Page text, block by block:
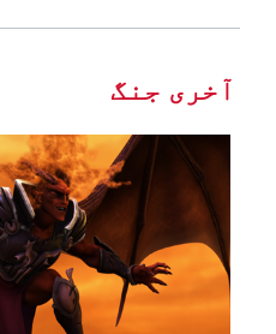
آخری جنگ